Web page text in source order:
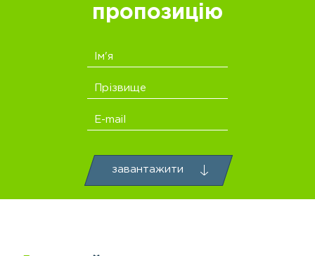
пропозицію
Ім'я
Прізвище
E-mail
завантажити